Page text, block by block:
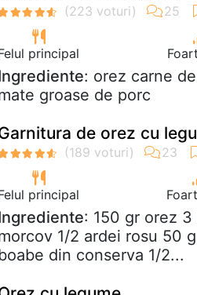
principal
: orez carne
groase de porc
de orez cu
principal
: 150 gr orez
1/2 ardei rosu 50
din conserva 1/2...